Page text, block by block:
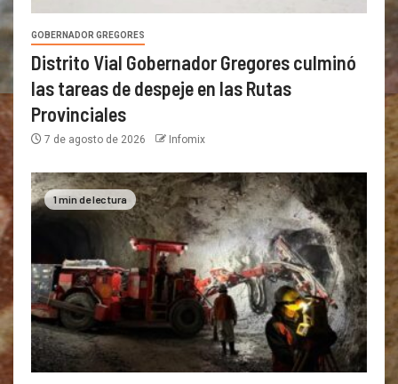
GOBERNADOR GREGORES
Distrito Vial Gobernador Gregores culminó
las tareas de despeje en las Rutas
Provinciales
7 de agosto de 2026 Infomix
1 min de lectura